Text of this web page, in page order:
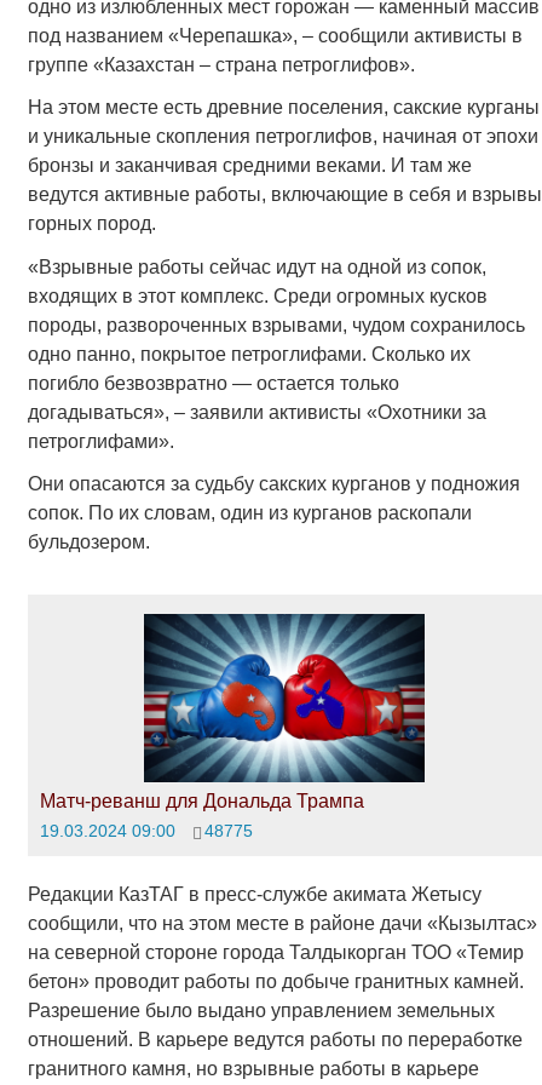
одно из излюбленных мест горожан — каменный массив
под названием «Черепашка», – сообщили активисты в
группе «Казахстан – страна петроглифов».
На этом месте есть древние поселения, сакские курганы
и уникальные скопления петроглифов, начиная от эпохи
бронзы и заканчивая средними веками. И там же
ведутся активные работы, включающие в себя и взрывы
горных пород.
«Взрывные работы сейчас идут на одной из сопок,
входящих в этот комплекс. Среди огромных кусков
породы, развороченных взрывами, чудом сохранилось
одно панно, покрытое петроглифами. Сколько их
погибло безвозвратно — остается только
догадываться», – заявили активисты «Охотники за
петроглифами».
Они опасаются за судьбу сакских курганов у подножия
сопок. По их словам, один из курганов раскопали
бульдозером.
Матч-реванш для Дональда Трампа
19.03.2024 09:00 48775
Редакции КазТАГ в пресс-службе акимата Жетысу
сообщили, что на этом месте в районе дачи «Кызылтас»
на северной стороне города Талдыкорган ТОО «Темир
бетон» проводит работы по добыче гранитных камней.
Разрешение было выдано управлением земельных
отношений. В карьере ведутся работы по переработке
гранитного камня, но взрывные работы в карьере